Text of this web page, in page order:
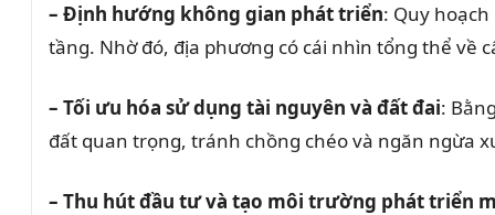
– Định hướng không gian phát triển: Quy
tầng. Nhờ đó, địa phương có cái nhìn tổng thể
– Tối ưu hóa sử dụng tài nguyên và đất đai:
đất quan trọng, tránh chồng chéo và ngăn ngừa
– Thu hút đầu tư và tạo môi trường phát triển